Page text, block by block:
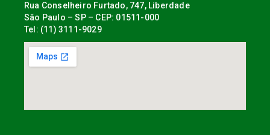
Rua Conselheiro Furtado, 747, Liberdade
São Paulo – SP – CEP: 01511-000
Tel: (11) 3111-9029